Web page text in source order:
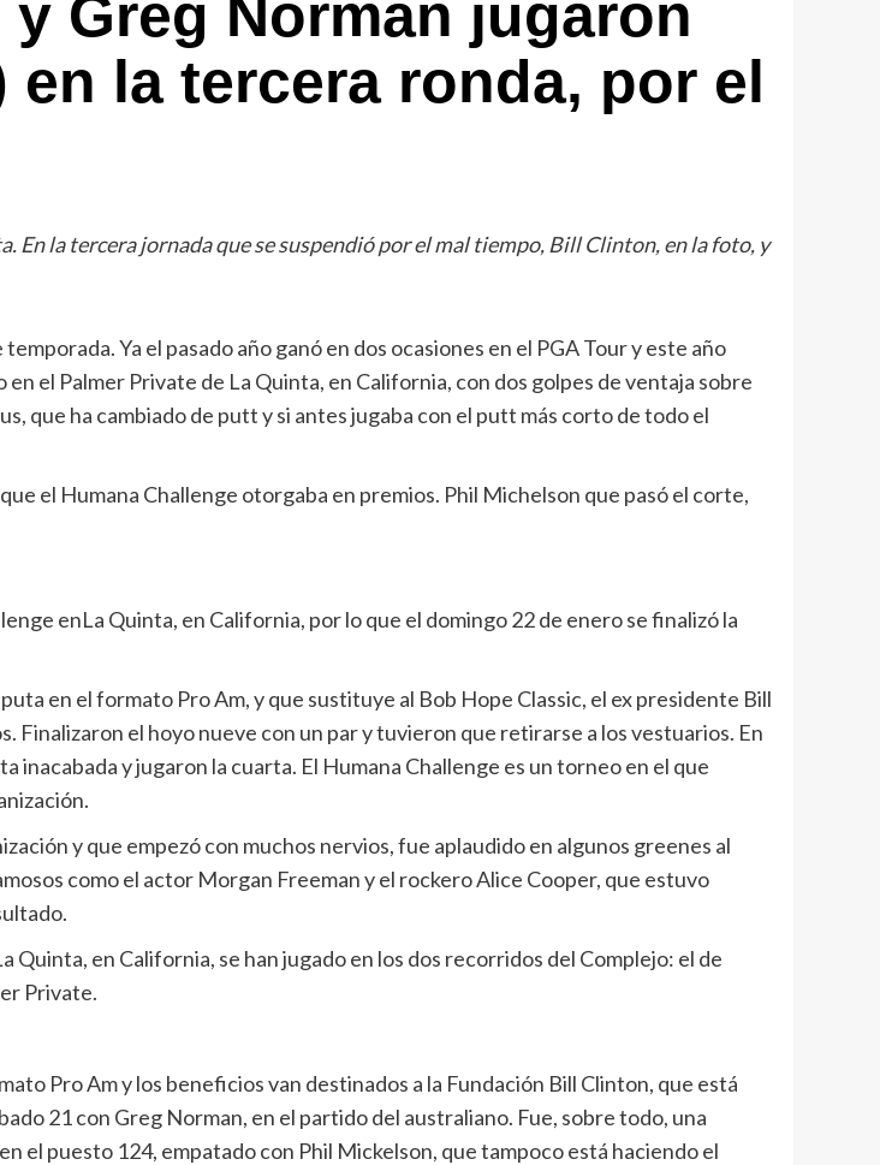
Greg Norman jugaron
la tercera ronda, por el
En la tercera jornada que se suspendió por el mal tiempo, Bill Clinton, en la foto, y
Ya el pasado año ganó en dos ocasiones en el PGA Tour y este año
el Palmer Private de La Quinta, en California, con dos golpes de ventaja sobre
que ha cambiado de putt y si antes jugaba con el putt más corto de todo el
el Humana Challenge otorgaba en premios. Phil Michelson que pasó el corte,
enLa Quinta, en California, por lo que el domingo 22 de enero se finalizó la
en el formato Pro Am, y que sustituye al Bob Hope Classic, el ex presidente Bill
Finalizaron el hoyo nueve con un par y tuvieron que retirarse a los vestuarios. En
y jugaron la cuarta. El Humana Challenge es un torneo en el que
y que empezó con muchos nervios, fue aplaudido en algunos greenes al
como el actor Morgan Freeman y el rockero Alice Cooper, que estuvo
Quinta, en California, se han jugado en los dos recorridos del Complejo: el de
Private.
Pro Am y los beneficios van destinados a la Fundación Bill Clinton, que está
21 con Greg Norman, en el partido del australiano. Fue, sobre todo, una
el puesto 124, empatado con Phil Mickelson, que tampoco está haciendo el